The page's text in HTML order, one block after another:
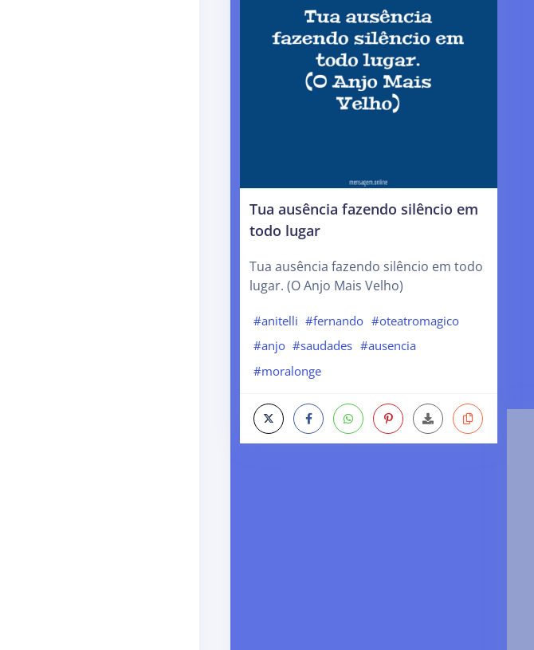
Tua ausência fazendo silêncio em
todo lugar
Tua ausência fazendo silêncio em todo
lugar. (O Anjo Mais Velho)
#anitelli #fernando #oteatromagico
#anjo #saudades #ausencia
#moralonge